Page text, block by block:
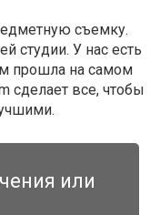
съемку.
студии. У нас есть
прошла на самом
сделает все, чтобы
или